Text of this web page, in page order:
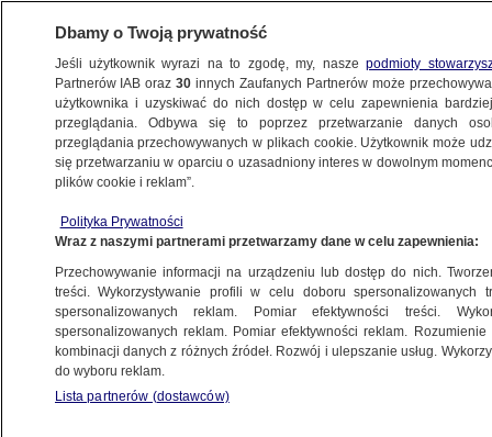
ŚWIAT
udało wyciągnąć". Akcja ratunkowa
w czasie relacji reportera TVN24
8.02.2023, 07:10
Udostępnij
Dbamy o Twoją prywatność
Jeśli użytkownik wyrazi na to zgodę, my, naszepodmioty
Partnerów IAB oraz30 innych Zaufanych Partnerów może
użytkownika i uzyskiwać do nich dostęp w celu zapewnienia
przeglądania. Odbywa się to poprzez przetwarzanie danych
przeglądania przechowywanych w plikach cookie. Użytkownik może
się przetwarzaniu w oparciu o uzasadniony interes w dowolnym
plików cookie i reklam”.
Polityka Prywatności
Wraz z naszymi partnerami przetwarzamy dane w celu zapewnienia:
Przechowywanie informacji na urządzeniu lub dostęp do nich.
treści. Wykorzystywanie profili w celu doboru spersonalizowanych
spersonalizowanych reklam. Pomiar efektywności treści.
spersonalizowanych reklam. Pomiar efektywności reklam.
kombinacji danych z różnych źródeł. Rozwój i ulepszanie usług.
do wyboru reklam.
Lista partnerów (dostawców)